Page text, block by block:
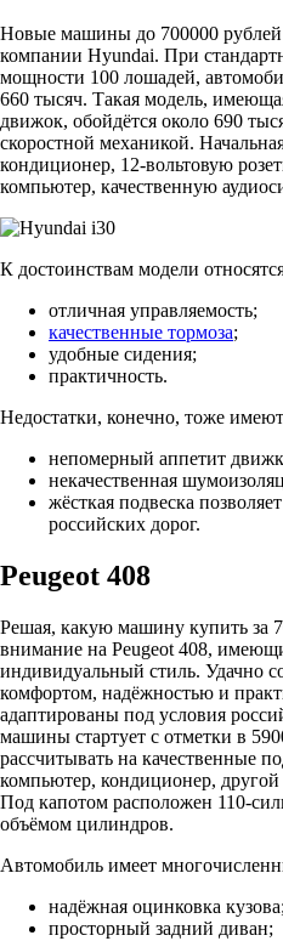
Новые машины до 700000
компании Hyundai. При
мощности 100 лошадей,
660 тысяч. Такая модель,
движок, обойдётся около 690
скоростной механикой.
кондиционер, 12-вольтовую
компьютер, качественную
К достоинствам модели
отличная управляемость;
качественные тормоза;
удобные сидения;
практичность.
Недостатки, конечно, тоже
непомерный аппетит
некачественная
жёсткая подвеска
российских дорог.
Peugeot 408
Решая, какую машину купить за
внимание на Peugeot 408,
индивидуальный стиль. Удачно
комфортом, надёжностью и
адаптированы под условия
машины стартует с отметки в
рассчитывать на качественные
компьютер, кондиционер,
Под капотом расположен 110-
объёмом цилиндров.
Автомобиль имеет
надёжная оцинковка кузова;
просторный задний диван;